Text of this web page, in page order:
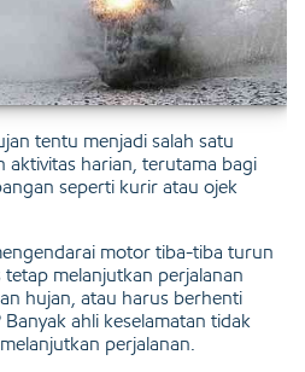
tentu menjadi salah satu
aktivitas harian, terutama bagi
seperti kurir atau ojek
motor tiba-tiba turun
melanjutkan perjalanan
hujan, atau harus berhenti
ahli keselamatan tidak
perjalanan.